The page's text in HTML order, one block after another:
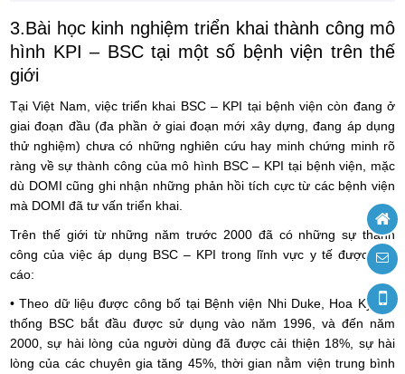
3.Bài học kinh nghiệm triển khai thành công mô
hình KPI – BSC tại một số bệnh viện trên thế
giới
Tại Việt Nam, việc triển khai BSC – KPI tại bệnh viện còn đang ở
giai đoạn đầu (đa phần ở giai đoạn mới xây dựng, đang áp dụng
thử nghiệm) chưa có những nghiên cứu hay minh chứng minh rõ
ràng về sự thành công của mô hình BSC – KPI tại bệnh viện, mặc
dù DOMI cũng ghi nhận những phản hồi tích cực từ các bệnh viện
mà DOMI đã tư vấn triển khai.
Trên thế giới từ những năm trước 2000 đã có những sự thành
công của việc áp dụng BSC – KPI trong lĩnh vực y tế được báo
cáo:
• Theo dữ liệu được công bố tại Bệnh viện Nhi Duke, Hoa Kỳ, hệ
thống BSC bắt đầu được sử dụng vào năm 1996, và đến năm
2000, sự hài lòng của người dùng đã được cải thiện 18%, sự hài
lòng của các chuyên gia tăng 45%, thời gian nằm viện trung bình